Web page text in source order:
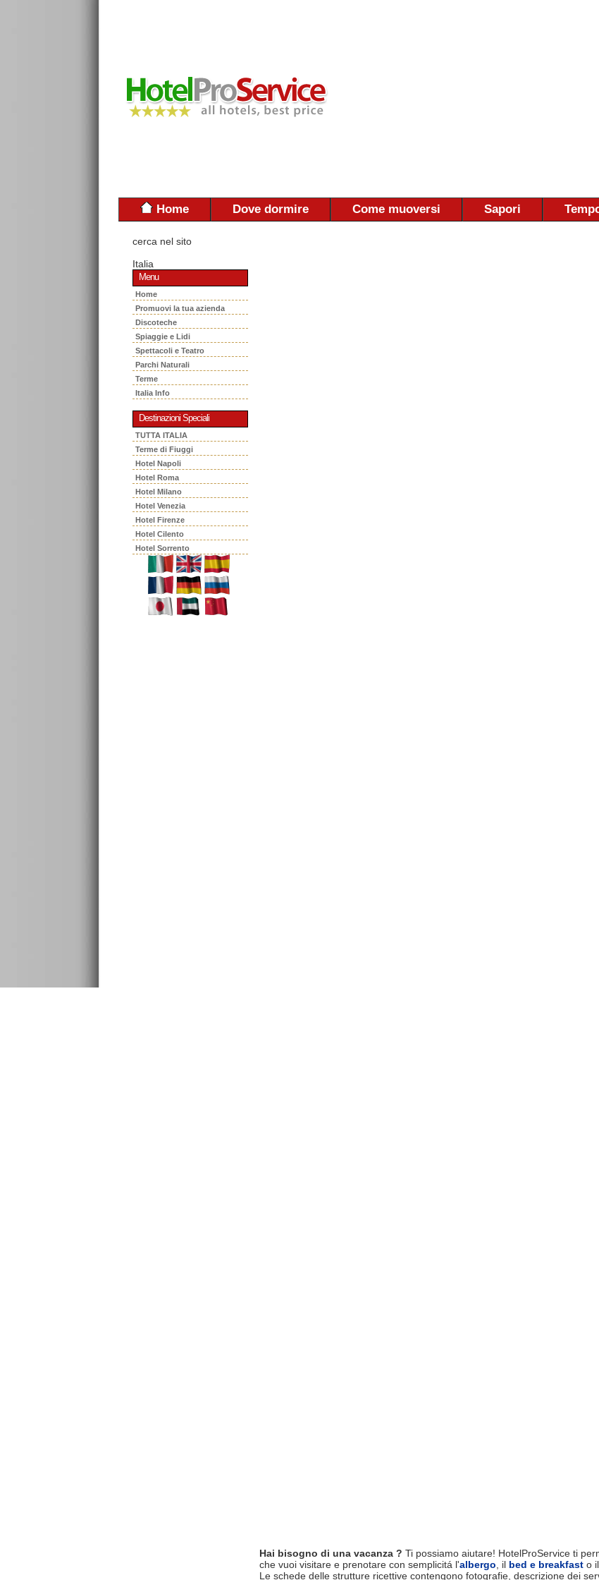
Home Dove dormire Come muoversi Sapori
cerca nel sito
Italia
Menu
Home
Promuovi la tua azienda
Discoteche
Spiaggie e Lidi
Spettacoli e Teatro
Parchi Naturali
Terme
Italia Info
Destinazioni Speciali
TUTTA ITALIA
Terme di Fiuggi
Hotel Napoli
Hotel Roma
Hotel Milano
Hotel Venezia
Hotel Firenze
Hotel Cilento
Hotel Sorrento
Hai bisogno di una vacanza ? Ti possiamo aiutare! HotelProService ti
che vuoi visitare e prenotare con semplicitá l'albergo , il bed e breakfast o il
Le schede delle strutture ricettive contengono fotografie, descrizione dei